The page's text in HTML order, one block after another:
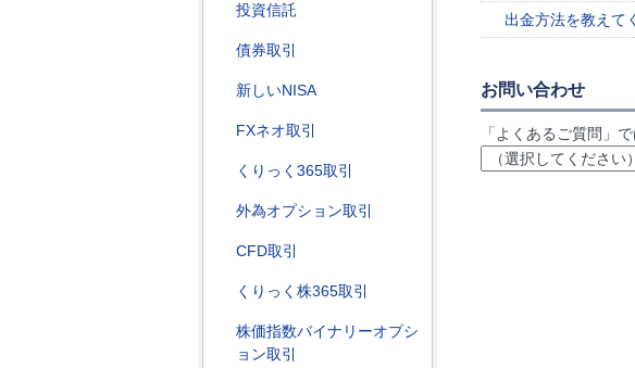
投資信託
債券取引
新しいNISA
FXネオ取引
くりっく365取引
外為オプション取引
CFD取引
くりっく株365取引
株価指数バイナリーオプシ
ョン取引
出金方法を教えて
お問い合わせ
「よくあるご質問」